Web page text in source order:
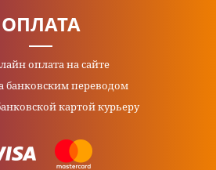
ОПЛАТА
оплата на сайте
банковским переводом
картой курьеру